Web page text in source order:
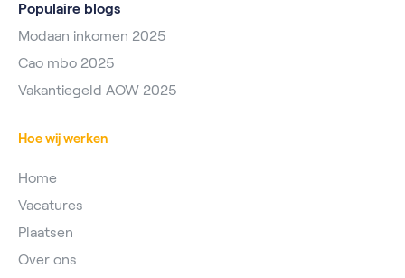
Populaire blogs
Modaan inkomen 2025
Cao mbo 2025
Vakantiegeld AOW 2025
Hoe wij werken
Home
Vacatures
Plaatsen
Over ons